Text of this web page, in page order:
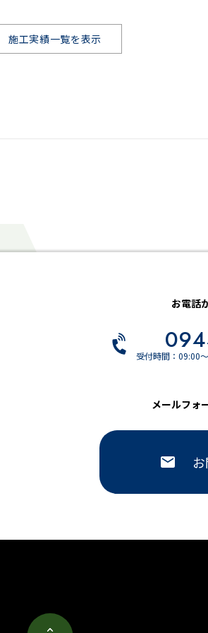
施工実績一覧を表示
お電話
受付時間：09:00
メールフォ